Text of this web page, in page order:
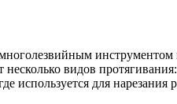
инструментом
видов
для нарезания